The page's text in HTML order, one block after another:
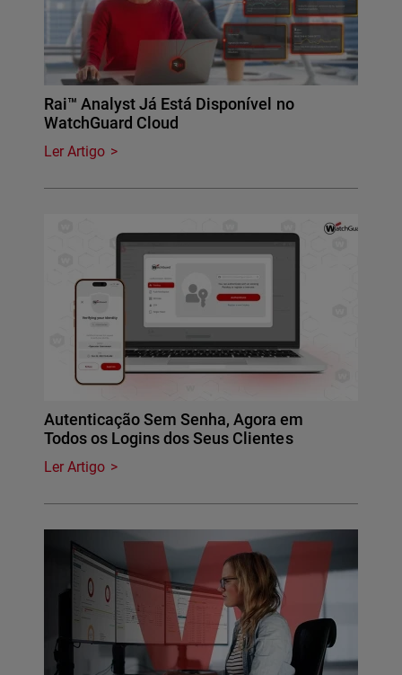
Rai™ Analyst Já Está Disponível no
WatchGuard Cloud
Ler Artigo
Autenticação Sem Senha, Agora em
Todos os Logins dos Seus Clientes
Ler Artigo